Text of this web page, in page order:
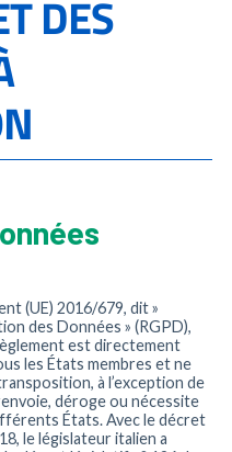
DES
(UE) 2016/679, dit »
des Données » (RGPD),
est directement
les États membres et ne
à l’exception de
déroge ou nécessite
États. Avec le décret
le législateur italien a